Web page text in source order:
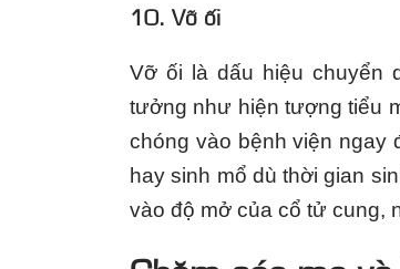
10. Vỡ ối
Vỡ ối là dấu hiệu chuyển
tưởng như hiện tượng tiểu
chóng vào bệnh viện ngay
hay sinh mổ dù thời gian
vào độ mở của cổ tử cung,